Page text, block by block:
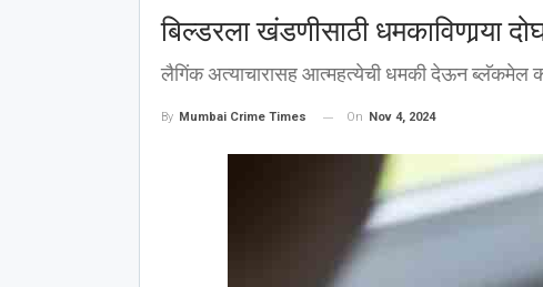
बिल्डरला खंडणीसाठी धमकाविणार्‍या
लैगिंक अत्याचारासह आत्महत्येची धमकी देऊन ब्लॅकमेल
By Mumbai Crime Times On Nov 4, 2024